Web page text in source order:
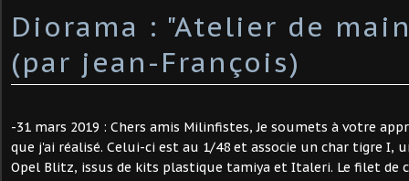
Diorama : "Atelier de
(par jean-François)
-31 mars 2019 : Chers amis Milinfistes, Je soumets à votre
que j'ai réalisé. Celui-ci est au 1/48 et associe un char tigre I,
Opel Blitz, issus de kits plastique tamiya et Italeri. Le filet de